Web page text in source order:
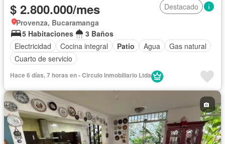
$ 2.800.000/mes
Destacado
Provenza, Bucaramanga
5 Habitaciones
3 Baños
Electricidad
Cocina integral Patio Agua
Gas natural
Cuarto de servicio
Hace 6 días, 7 horas en - Circulo Inmobiliario Ltda